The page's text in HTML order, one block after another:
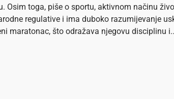
Osim toga, piše o sportu, aktivnom načinu
regulative i ima duboko razumijevanje
maratonac, što odražava njegovu disciplinu